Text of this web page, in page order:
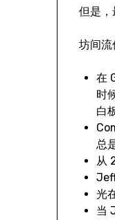
但是，
坊间流
在
时
白
总
从
光
当